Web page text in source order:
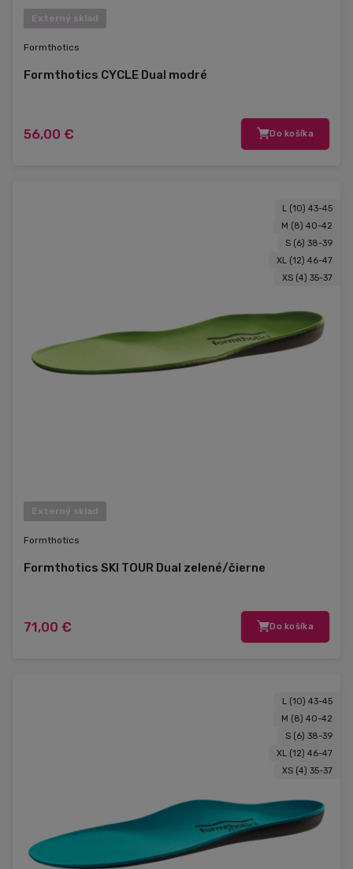
Externý sklad
Formthotics
Formthotics CYCLE Dual modré
56,00 € Do košíka
L (10) 43-45
M (8) 40-42
S (6) 38-39
XL (12) 46-47
XS (4) 35-37
Externý sklad
Formthotics
Formthotics SKI TOUR Dual zelené/čierne
71,00 € Do košíka
L (10) 43-45
M (8) 40-42
S (6) 38-39
XL (12) 46-47
XS (4) 35-37